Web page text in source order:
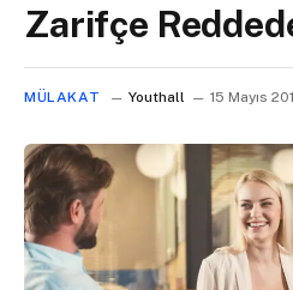
Zarifçe
MÜLAKAT Youthall 15 Mayıs